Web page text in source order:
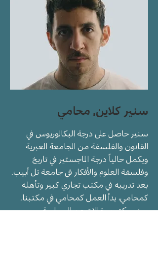
سنير كلاين, محامي
سنير حاصل على درجة البكالوريوس في
القانون والفلسفة من الجامعة العبرية
ويكمل حالياً درجة الماجستير في تاريخ
وفلسفة العلوم والأفكار في جامعة تل أبيب.
بعد تدريبه في مكتب تجاري كبير وتأهله
كمحامي، بدأ العمل كمحامي في مكتبنا.
سنير يكتب مقالات عن السياسة